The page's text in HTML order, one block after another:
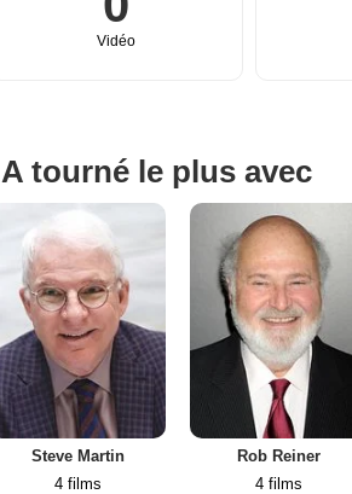
Vidéo
A tourné le plus avec
Steve Martin
4 films
Rob Reiner
4 films